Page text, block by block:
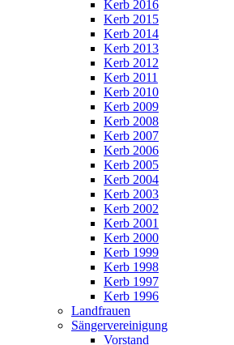
Kerb 2016
Kerb 2015
Kerb 2014
Kerb 2013
Kerb 2012
Kerb 2011
Kerb 2010
Kerb 2009
Kerb 2008
Kerb 2007
Kerb 2006
Kerb 2005
Kerb 2004
Kerb 2003
Kerb 2002
Kerb 2001
Kerb 2000
Kerb 1999
Kerb 1998
Kerb 1997
Kerb 1996
Landfrauen
Sängervereinigung
Vorstand